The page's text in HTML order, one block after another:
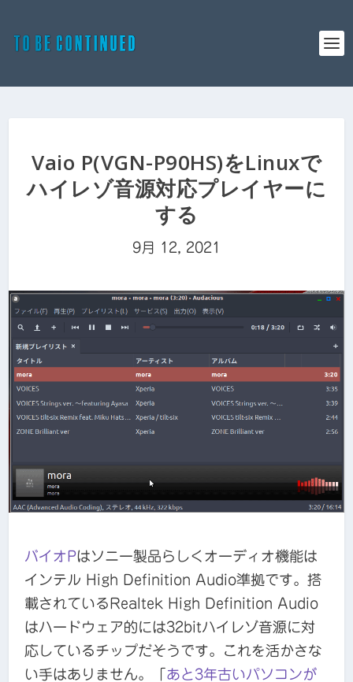
Vaio P(VGN-P90HS)をLinuxで
ハイレゾ音源対応プレイヤーに
する
9月 12, 2021
バイオPはソニー製品らしくオーディオ機能は
インテル High Definition Audio準拠です。搭
載されているRealtek High Definition Audio
はハードウェア的には32bitハイレゾ音源に対
応しているチップだそうです。これを活かさな
い手はありません。「 あと3年古いパソコンが